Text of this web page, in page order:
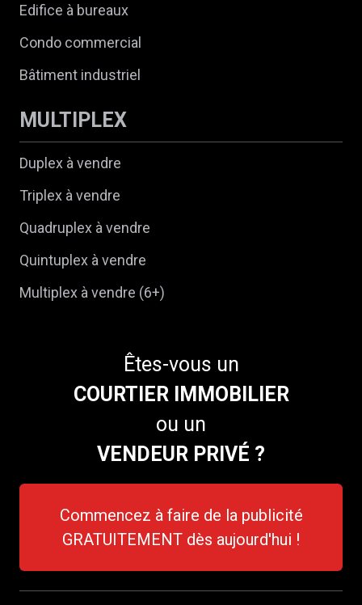
Edifice à bureaux
Condo commercial
Bâtiment industriel
MULTIPLEX
Duplex à vendre
Triplex à vendre
Quadruplex à vendre
Quintuplex à vendre
Multiplex à vendre (6+)
Êtes-vous un
COURTIER IMMOBILIER
ou un
VENDEUR PRIVÉ ?
Commencez à faire de la publicité
GRATUITEMENT dès aujourd'hui !